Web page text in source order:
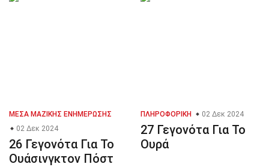
ΜΈΣΑ ΜΑΖΙΚΉΣ ΕΝΗΜΈΡΩΣΗΣ
02 Δεκ 2024
26 Γεγονότα Για Το
Ουάσινγκτον Πόστ
ΠΛΗΡΟΦΟΡΙΚΉ 02 Δεκ 2024
27 Γεγονότα Για Το
Ουρά